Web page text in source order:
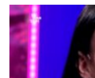
“Vitet e mia”
emocional që
dhe plagët e